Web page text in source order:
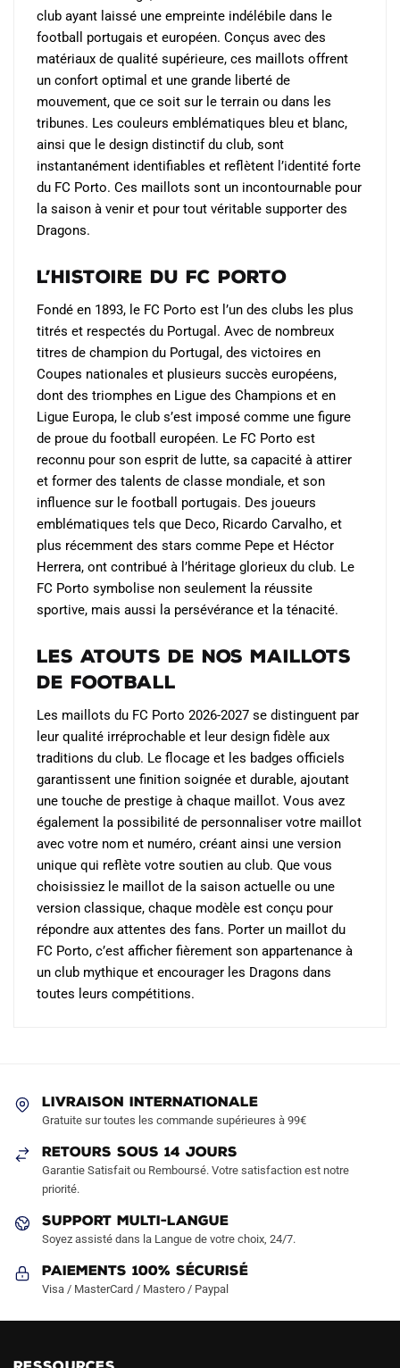
club ayant laissé une empreinte indélébile dans le
football portugais et européen. Conçus avec des
matériaux de qualité supérieure, ces maillots offrent
un confort optimal et une grande liberté de
mouvement, que ce soit sur le terrain ou dans les
tribunes. Les couleurs emblématiques bleu et blanc,
ainsi que le design distinctif du club, sont
instantanément identifiables et reflètent l’identité forte
du FC Porto. Ces maillots sont un incontournable pour
la saison à venir et pour tout véritable supporter des
Dragons.
L’Histoire du FC Porto
Fondé en 1893, le FC Porto est l’un des clubs les plus
titrés et respectés du Portugal. Avec de nombreux
titres de champion du Portugal, des victoires en
Coupes nationales et plusieurs succès européens,
dont des triomphes en Ligue des Champions et en
Ligue Europa, le club s’est imposé comme une figure
de proue du football européen. Le FC Porto est
reconnu pour son esprit de lutte, sa capacité à attirer
et former des talents de classe mondiale, et son
influence sur le football portugais. Des joueurs
emblématiques tels que Deco, Ricardo Carvalho, et
plus récemment des stars comme Pepe et Héctor
Herrera, ont contribué à l’héritage glorieux du club. Le
FC Porto symbolise non seulement la réussite
sportive, mais aussi la persévérance et la ténacité.
Les Atouts de Nos Maillots
de Football
Les maillots du FC Porto 2026-2027 se distinguent par
leur qualité irréprochable et leur design fidèle aux
traditions du club. Le flocage et les badges officiels
garantissent une finition soignée et durable, ajoutant
une touche de prestige à chaque maillot. Vous avez
également la possibilité de personnaliser votre maillot
avec votre nom et numéro, créant ainsi une version
unique qui reflète votre soutien au club. Que vous
choisissiez le maillot de la saison actuelle ou une
version classique, chaque modèle est conçu pour
répondre aux attentes des fans. Porter un maillot du
FC Porto, c’est afficher fièrement son appartenance à
un club mythique et encourager les Dragons dans
toutes leurs compétitions.
LIVRAISON INTERNATIONALE
Gratuite sur toutes les commande supérieures à 99€
RETOURS SOUS 14 JOURS
Garantie Satisfait ou Remboursé. Votre satisfaction est notre
priorité.
SUPPORT MULTI-LANGUE
Soyez assisté dans la Langue de votre choix, 24/7.
Paiements 100% Sécurisé
Visa / MasterCard / Mastero / Paypal